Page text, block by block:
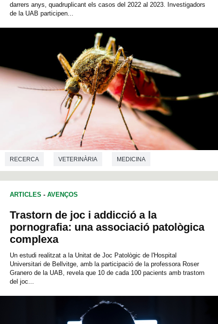
darrers anys, quadruplicant els casos del 2022 al 2023. Investigadors
de la UAB participen...
RECERCA VETERINÀRIA MEDICINA
ARTICLES - AVENÇOS
Trastorn de joc i addicció a la
pornografia: una associació patològica
complexa
Un estudi realitzat a la Unitat de Joc Patològic de l'Hospital
Universitari de Bellvitge, amb la participació de la professora Roser
Granero de la UAB, revela que 10 de cada 100 pacients amb trastorn
del joc...